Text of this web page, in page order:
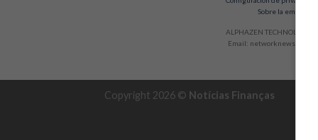
Sobre la empresa
ALPHAZEN
Email:
Copyright 2026 © Notícias Finanças